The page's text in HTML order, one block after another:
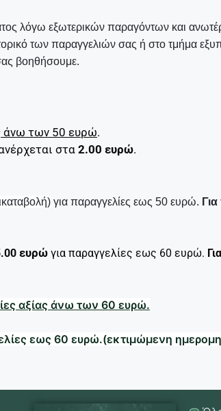
λόγω εξωτερικών παραγόντων και
των παραγγελιών σας ή στο τμήμα
βοηθήσουμε.
άνω των 50 ευρώ.
στα 2.00 ευρώ.
για παραγγελίες εως 50 ευρώ.
ευρώ για παραγγελίες εως 60 ευρώ.
αξίας άνω των 60 ευρώ.
εως 60 ευρώ.(εκτιμώμενη